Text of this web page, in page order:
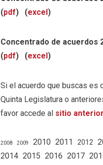
(pdf) (excel)
Concentrado de acuerdos
(pdf) (excel)
Si el acuerdo que buscas es
Quinta Legislatura o
favor accede al sitio anterior
2008 2009 2010 2011 2012
2014 2015 2016 2017